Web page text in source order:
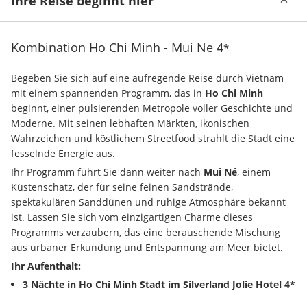
Kombination Ho Chi Minh - Mui Ne 4*
Begeben Sie sich auf eine aufregende Reise durch Vietnam
mit einem spannenden Programm, das in
beginnt, einer pulsierenden Metropole voller Geschichte und
Moderne. Mit seinen lebhaften Märkten, ikonischen
Wahrzeichen und köstlichem Streetfood strahlt die Stadt eine
fesselnde Energie aus.
Ihr Programm führt Sie dann weiter nach Mui Né, einem
Küstenschatz, der für seine feinen Sandstrände,
spektakulären Sanddünen und ruhige Atmosphäre bekannt
ist. Lassen Sie sich vom einzigartigen Charme dieses
Programms verzaubern, das eine berauschende Mischung
aus urbaner Erkundung und Entspannung am Meer bietet.
Ihr Aufenthalt:
3 Nächte in Ho Chi Minh Stadt im Silverland Jolie Hotel 4*